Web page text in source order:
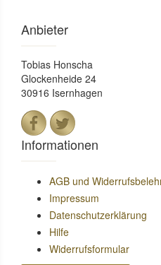
Anbieter
Tobias Honscha
Glockenheide 24
30916 Isernhagen
Informationen
AGB und
Impressum
Datenschutzerklärung
Hilfe
Widerrufsformular